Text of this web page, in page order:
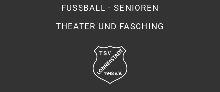
FUSSBALL - SENIOREN
THEATER UND FASCHING